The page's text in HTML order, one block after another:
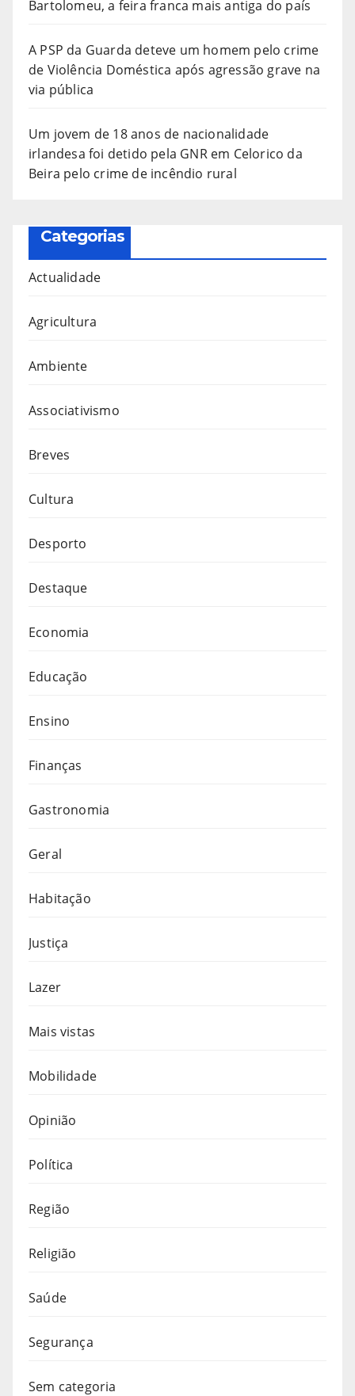
Bartolomeu, a feira franca mais antiga do país
A PSP da Guarda deteve um homem pelo crime
de Violência Doméstica após agressão grave na
via pública
Um jovem de 18 anos de nacionalidade
irlandesa foi detido pela GNR em Celorico da
Beira pelo crime de incêndio rural
Categorias
Actualidade
Agricultura
Ambiente
Associativismo
Breves
Cultura
Desporto
Destaque
Economia
Educação
Ensino
Finanças
Gastronomia
Geral
Habitação
Justiça
Lazer
Mais vistas
Mobilidade
Opinião
Política
Região
Religião
Saúde
Segurança
Sem categoria